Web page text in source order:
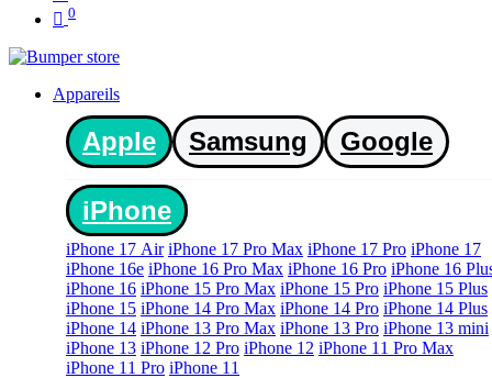
0
Appareils
Apple Samsung Google
iPhone
iPhone 17 Air iPhone 17 Pro Max iPhone 17 Pro iPhone 17
iPhone 16e iPhone 16 Pro Max iPhone 16 Pro iPhone 16
iPhone 16 iPhone 15 Pro Max iPhone 15 Pro iPhone 15 Plus
iPhone 15 iPhone 14 Pro Max iPhone 14 Pro iPhone 14 Plus
iPhone 14 iPhone 13 Pro Max iPhone 13 Pro iPhone 13 mini
iPhone 13 iPhone 12 Pro iPhone 12 iPhone 11 Pro Max
iPhone 11 Pro iPhone 11